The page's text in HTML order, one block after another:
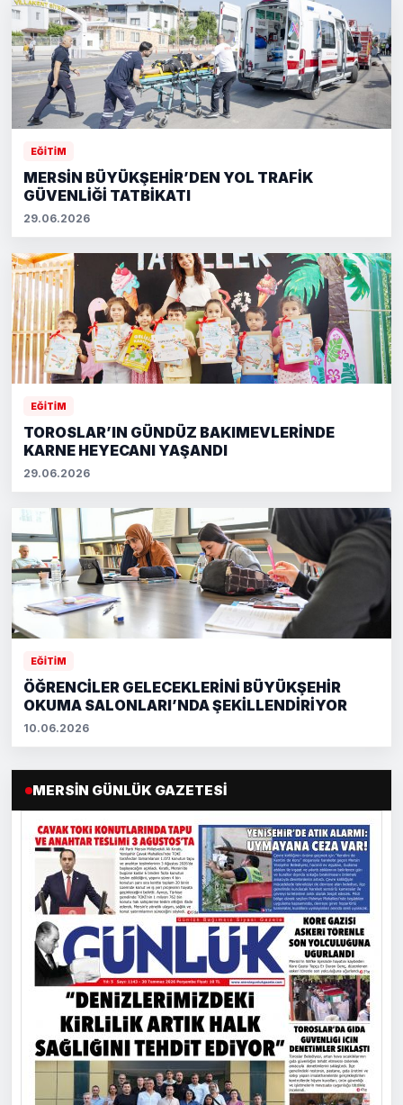
EĞİTİM
MERSİN BÜYÜKŞEHİR’DEN YOL TRAFİK
GÜVENLİĞİ TATBİKATI
29.06.2026
EĞİTİM
TOROSLAR’IN GÜNDÜZ BAKIMEVLERİNDE
KARNE HEYECANI YAŞANDI
29.06.2026
EĞİTİM
ÖĞRENCİLER GELECEKLERİNİ BÜYÜKŞEHİR
OKUMA SALONLARI’NDA ŞEKİLLENDİRİYOR
10.06.2026
MERSIN GÜNLÜK GAZETESI